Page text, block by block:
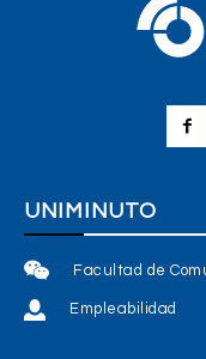
UNIMINUTO
Facultad de
Empleabilidad